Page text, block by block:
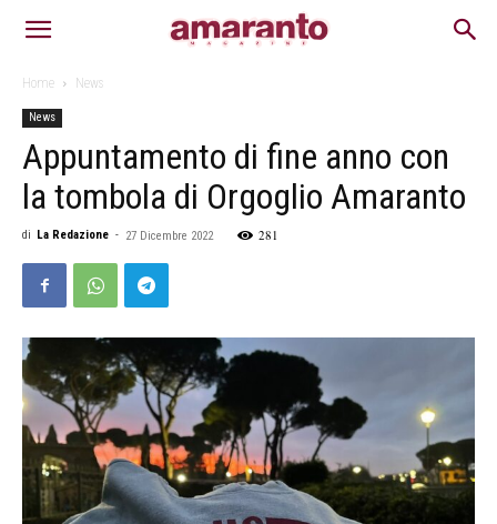
Home News
News
Appuntamento di fine anno con
la tombola di Orgoglio Amaranto
di La Redazione - 27 Dicembre 2022 281